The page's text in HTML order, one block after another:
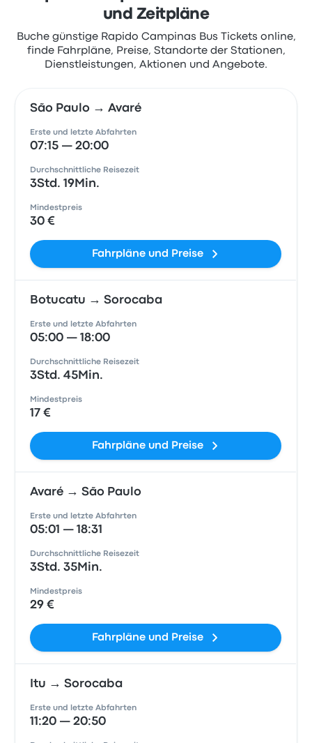
und Zeitpläne
Buche günstige Rapido Campinas Bus Tickets online,
finde Fahrpläne, Preise, Standorte der Stationen,
Dienstleistungen, Aktionen und Angebote.
São Paulo → Avaré
Erste und letzte Abfahrten
07:15 — 20:00
Durchschnittliche Reisezeit
3Std. 19Min.
Mindestpreis
30 €
Fahrpläne und Preise
Botucatu → Sorocaba
Erste und letzte Abfahrten
05:00 — 18:00
Durchschnittliche Reisezeit
3Std. 45Min.
Mindestpreis
17 €
Fahrpläne und Preise
Avaré → São Paulo
Erste und letzte Abfahrten
05:01 — 18:31
Durchschnittliche Reisezeit
3Std. 35Min.
Mindestpreis
29 €
Fahrpläne und Preise
Itu → Sorocaba
Erste und letzte Abfahrten
11:20 — 20:50